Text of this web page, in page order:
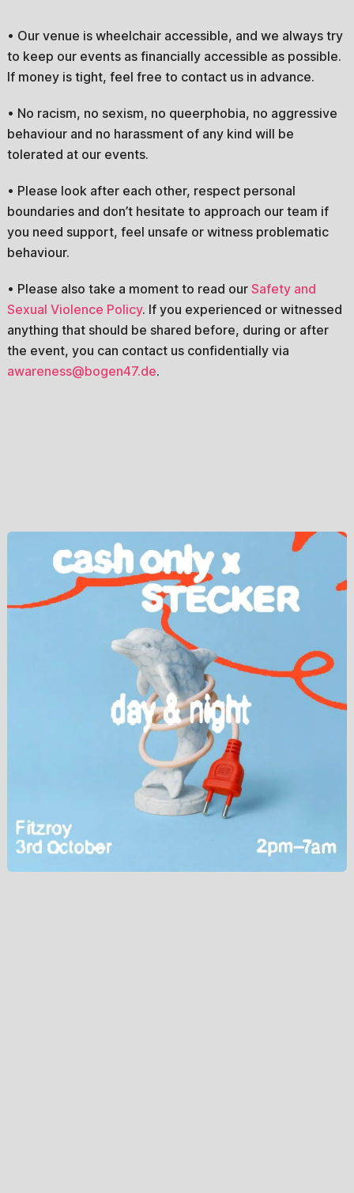
• Our venue is wheelchair accessible, and we always try
to keep our events as financially accessible as possible.
If money is tight, feel free to contact us in advance.
• No racism, no sexism, no queerphobia, no aggressive
behaviour and no harassment of any kind will be
tolerated at our events.
• Please look after each other, respect personal
boundaries and don’t hesitate to approach our team if
you need support, feel unsafe or witness problematic
behaviour.
• Please also take a moment to read our Safety and
Sexual Violence Policy. If you experienced or witnessed
anything that should be shared before, during or after
the event, you can contact us confidentially via
awareness@bogen47.de.